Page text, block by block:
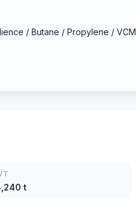
/ Butane / Propylene / VCM
t